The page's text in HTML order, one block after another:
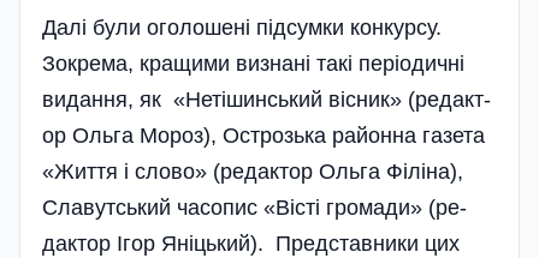
Далі були оголошені підсумки конкурсу.
Зокрема, кращими визнані такі періодичні
видання, як «Нетішинський вісник» (редакт­
ор Ольга Мороз), Острозь­ка районна газета
«Життя і слово» (редактор Ольга Філіна),
Славутський часопис «Вісті громади» (ре­
дактор Ігор Яніцький). Представники цих